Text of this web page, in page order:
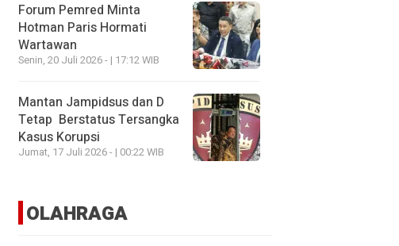
Forum Pemred Minta
Hotman Paris Hormati
Wartawan
Senin, 20 Juli 2026 - | 17:12 WIB
Mantan Jampidsus dan D
Tetap Berstatus Tersangka
Kasus Korupsi
Jumat, 17 Juli 2026 - | 00:22 WIB
OLAHRAGA